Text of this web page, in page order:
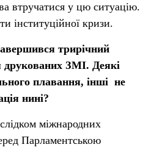
втручатися у цю ситуацію.
інституційної кризи.
трирічний
ЗМІ. Деякі
плавання, інші не
нині?
міжнародних
Парламентською